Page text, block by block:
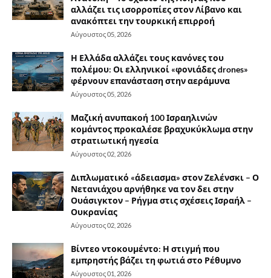
αλλάζει τις ισορροπίες στον Λίβανο και
ανακόπτει την τουρκική επιρροή
Αύγουστος 05, 2026
Η Ελλάδα αλλάζει τους κανόνες του
πολέμου: Οι ελληνικοί «φονιάδες drones»
φέρνουν επανάσταση στην αεράμυνα
Αύγουστος 05, 2026
Μαζική ανυπακοή 100 Ισραηλινών
κομάντος προκαλέσε βραχυκύκλωμα στην
στρατιωτική ηγεσία
Αύγουστος 02, 2026
Διπλωματικό «άδειασμα» στον Ζελένσκι – Ο
Νετανιάχου αρνήθηκε να τον δει στην
Ουάσιγκτον – Ρήγμα στις σχέσεις Ισραήλ –
Ουκρανίας
Αύγουστος 02, 2026
Βίντεο ντοκουμέντο: Η στιγμή που
εμπρηστής βάζει τη φωτιά στο Ρέθυμνο
Αύγουστος 01, 2026